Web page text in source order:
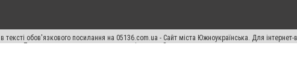
обов'язкового посилання на 05136.com.ua - Сайт міста Южноукраїнська. Для
Порушення виняткових прав переслідується Законом.